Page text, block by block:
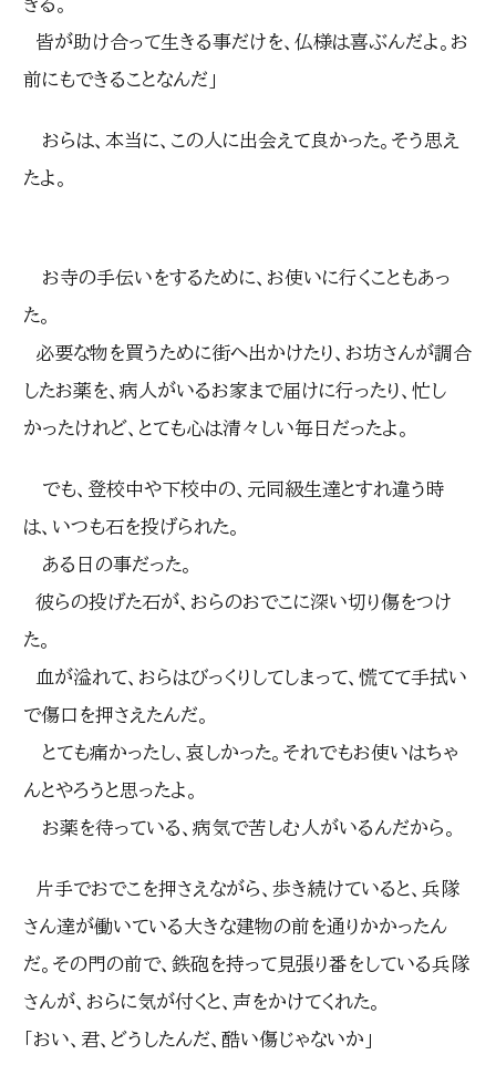
きる。
皆が助け合って生きる事だけを、仏様は喜ぶんだよ。お
前にもできることなんだ」
おらは、本当に、この人に出会えて良かった。そう思え
たよ。
お寺の手伝いをするために、お使いに行くこともあっ
た。
必要な物を買うために街へ出かけたり、お坊さんが調合
したお薬を、病人がいるお家まで届けに行ったり、忙し
かったけれど、とても心は清々しい毎日だったよ。
でも、登校中や下校中の、元同級生達とすれ違う時
は、いつも石を投げられた。
ある日の事だった。
彼らの投げた石が、おらのおでこに深い切り傷をつけ
た。
血が溢れて、おらはびっくりしてしまって、慌てて手拭い
で傷口を押さえたんだ。
とても痛かったし、哀しかった。それでもお使いはちゃ
んとやろうと思ったよ。
お薬を待っている、病気で苦しむ人がいるんだから。
片手でおでこを押さえながら、歩き続けていると、兵隊
さん達が働いている大きな建物の前を通りかかったん
だ。その門の前で、鉄砲を持って見張り番をしている兵隊
さんが、おらに気が付くと、声をかけてくれた。
「おい、君、どうしたんだ、酷い傷じゃないか」